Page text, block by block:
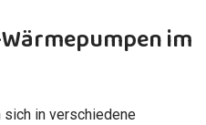
im
in verschiedene